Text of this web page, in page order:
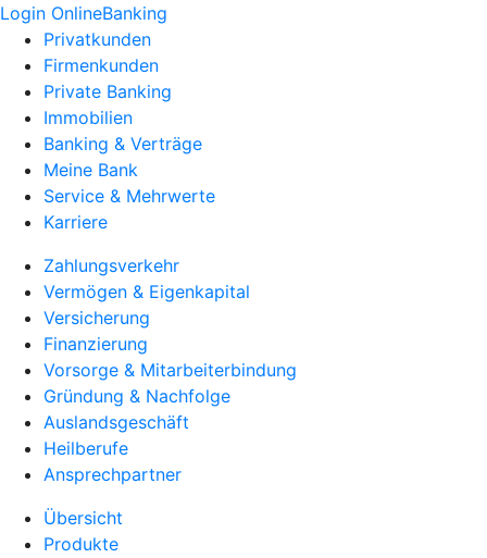
Login OnlineBanking
Privatkunden
Firmenkunden
Private Banking
Immobilien
Banking & Verträge
Meine Bank
Service & Mehrwerte
Karriere
Zahlungsverkehr
Vermögen & Eigenkapital
Versicherung
Finanzierung
Vorsorge & Mitarbeiterbindung
Gründung & Nachfolge
Auslandsgeschäft
Heilberufe
Ansprechpartner
Übersicht
Produkte